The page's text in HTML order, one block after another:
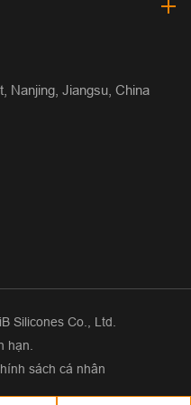
Nanjing, Jiangsu, China
Silicones Co., Ltd.
hạn.
sách cá nhân